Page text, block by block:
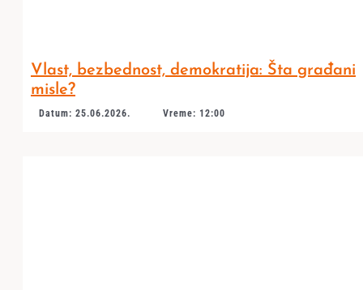
Vlast, bezbednost, demokratija: Šta građani
misle?
Datum: 25.06.2026. Vreme: 12:00